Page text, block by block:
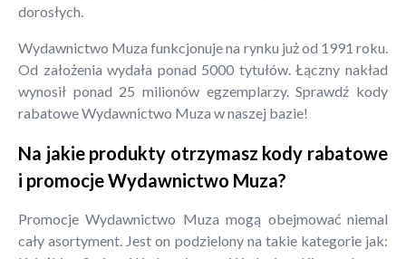
dorosłych.
Wydawnictwo Muza funkcjonuje na rynku już od 1991 roku.
Od założenia wydała ponad 5000 tytułów. Łączny nakład
wynosił ponad 25 milionów egzemplarzy. Sprawdź kody
rabatowe Wydawnictwo Muza w naszej bazie!
Na jakie produkty otrzymasz kody rabatowe
i promocje Wydawnictwo Muza?
Promocje Wydawnictwo Muza mogą obejmować niemal
cały asortyment. Jest on podzielony na takie kategorie jak: